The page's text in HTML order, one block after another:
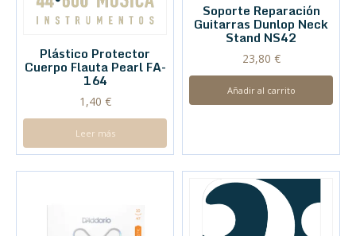
Plástico Protector
Cuerpo Flauta Pearl FA-
164
1,40 €
Leer más
Soporte Reparación
Guitarras Dunlop Neck
Stand NS42
23,80 €
Añadir al carrito